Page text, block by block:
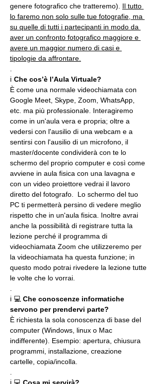
genere fotografico che tratteremo). Il tutto
lo faremo non solo sulle tue fotografie, ma
su quelle di tutti i partecipanti in modo da
aver un confronto fotografico maggiore e
avere un maggior numero di casi e
tipologie da affrontare.
ℹ Che cos’è l’Aula Virtuale?
È come una normale videochiamata con
Google Meet, Skype, Zoom, WhatsApp,
etc. ma più professionale. Interagiremo
come in un'aula vera e propria; oltre a
vedersi con l'ausilio di una webcam e a
sentirsi con l'ausilio di un microfono, il
master/docente condividerà con te lo
schermo del proprio computer e così come
avviene in aula fisica con una lavagna e
con un video proiettore vedrai il lavoro
diretto del fotografo.  Lo schermo del tuo
PC ti permetterà persino di vedere meglio
rispetto che in un'aula fisica. Inoltre avrai
anche la possibilità di registrare tutta la
lezione perché il programma di
videochiamata Zoom che utilizzeremo per
la videochiamata ha questa funzione; in
questo modo potrai rivedere la lezione tutte
le volte che lo vorrai.
ℹ 💻 Che conoscenze informatiche
servono per prendervi parte?
È richiesta la sola conoscenza di base del
computer (Windows, linux o Mac
indifferente). Esempio: apertura, chiusura
programmi, installazione, creazione
cartelle, copia/incolla.